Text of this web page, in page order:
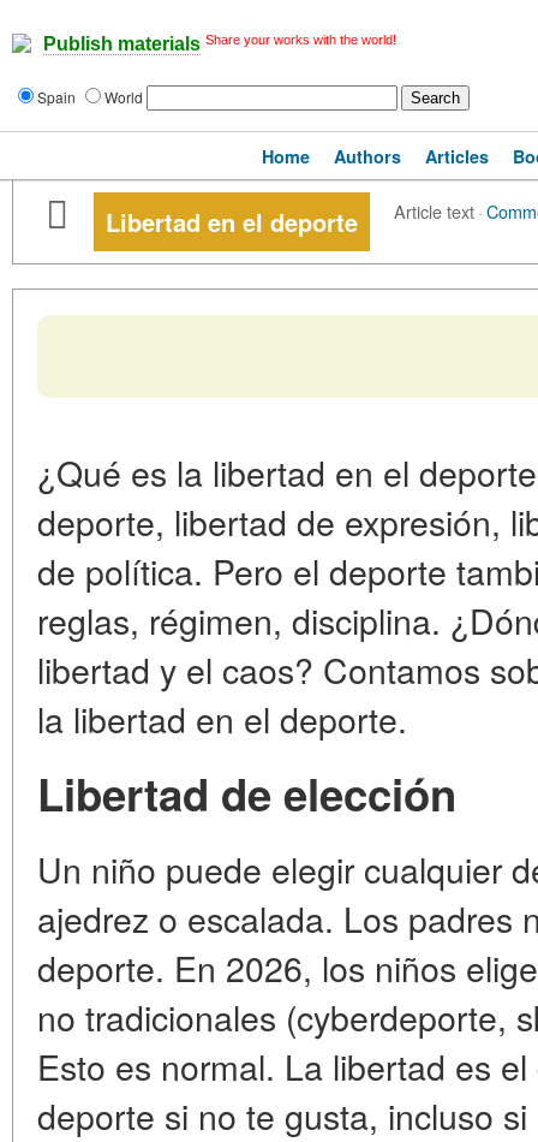
Publish materials Share your works with the world!
Spain World
Home Authors Articles
Libertad en el deporte Article text·
¿Qué es la libertad en el
deporte, libertad de expresión,
de política. Pero el deporte
reglas, régimen, disciplina.
libertad y el caos? Contamos
la libertad en el deporte.
Libertad de elección
Un niño puede elegir cualquier
ajedrez o escalada. Los padres
deporte. En 2026, los niños
no tradicionales (cyberdeporte,
Esto es normal. La libertad es
deporte si no te gusta, incluso